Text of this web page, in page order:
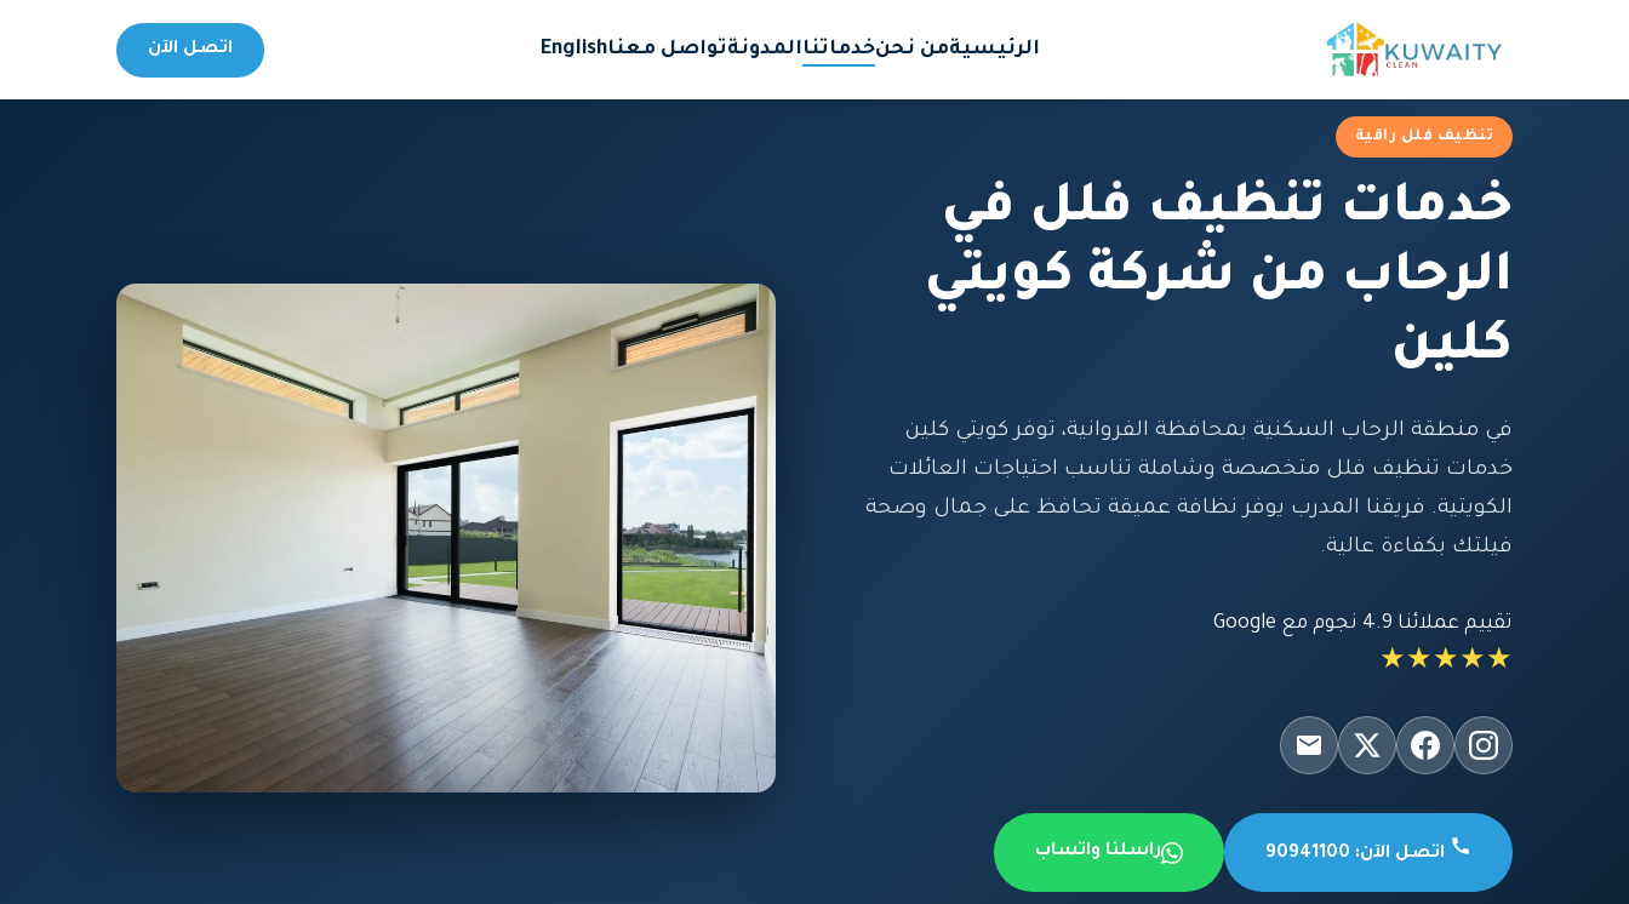
الرئيسيةمن نحنخدماتناالمدونةتواصل معناEnglish اتصل الآن
تنظيف فلل راقية
خدمات تنظيف فلل في
الرحاب من شركة كويتي
كلين
في منطقة الرحاب السكنية بمحافظة الفروانية، توفر كويتي كلين
خدمات تنظيف فلل متخصصة وشاملة تناسب احتياجات العائلات
الكويتية. فريقنا المدرب يوفر نظافة عميقة تحافظ على جمال وصحة
فيلتك بكفاءة عالية.
تقييم عملائنا 4.9 نجوم مع Google
★★★★★
اتصل الآن: 90941100 راسلنا واتساب